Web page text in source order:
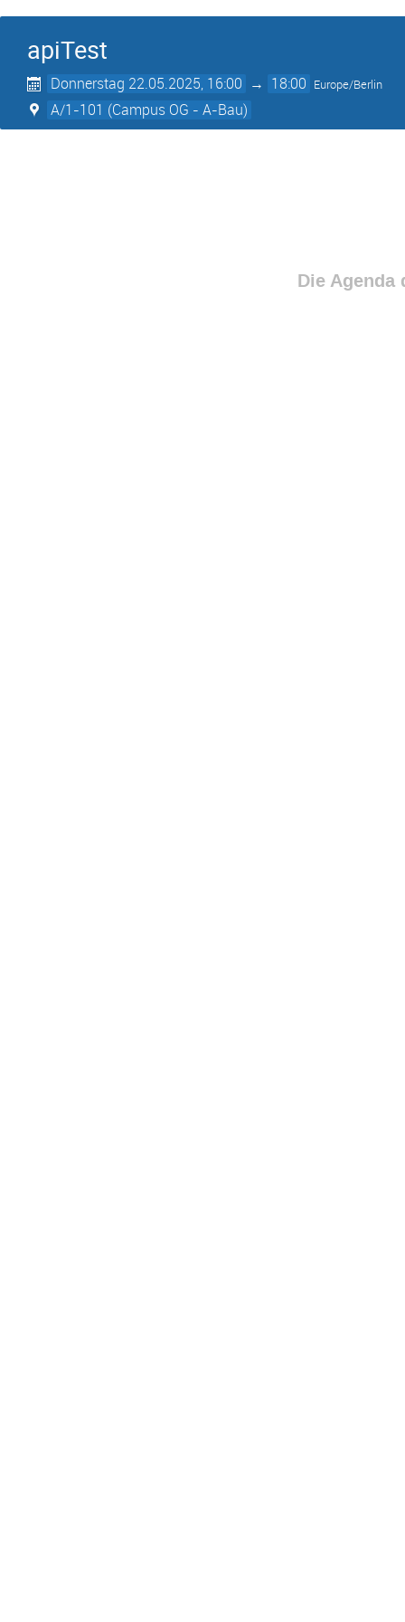
apiTest
Donnerstag 22.05.2025, 16:00 → 18:00 Europe/Berlin
A/1-101 (Campus OG - A-Bau)
Die